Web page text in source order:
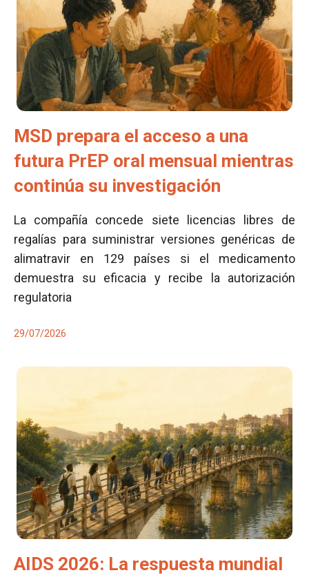
MSD prepara el acceso a una
futura PrEP oral mensual mientras
continúa su investigación
La compañía concede siete licencias libres de
regalías para suministrar versiones genéricas de
alimatravir en 129 países si el medicamento
demuestra su eficacia y recibe la autorización
regulatoria
29/07/2026
AIDS 2026: La respuesta mundial